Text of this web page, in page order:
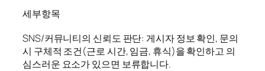
세부항목
SNS/커뮤니티의 신뢰도 판단: 게시자 정보 확인, 문의
시 구체적 조건(근로 시간, 임금, 휴식)을 확인하고 의
심스러운 요소가 있으면 보류합니다.